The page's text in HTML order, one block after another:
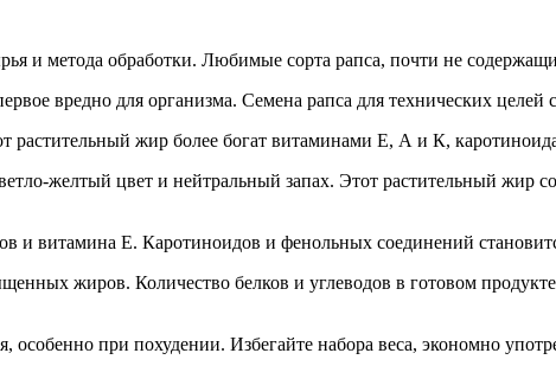
и метода обработки. Любимые сорта рапса, почти не
вредно для организма. Семена рапса для технических
растительный жир более богат витаминами Е, А и К,
желтый цвет и нейтральный запах. Этот растительный жир
и витамина Е. Каротиноидов и фенольных соединений
жиров. Количество белков и углеводов в готовом
при похудении. Избегайте набора веса, экономно